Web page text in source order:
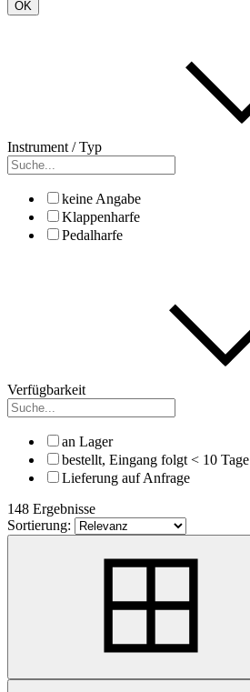
OK
Instrument / Typ
keine Angabe
Klappenharfe
Pedalharfe
Verfügbarkeit
an Lager
bestellt, Eingang folgt < 10 Tage
Lieferung auf Anfrage
148 Ergebnisse
Sortierung: